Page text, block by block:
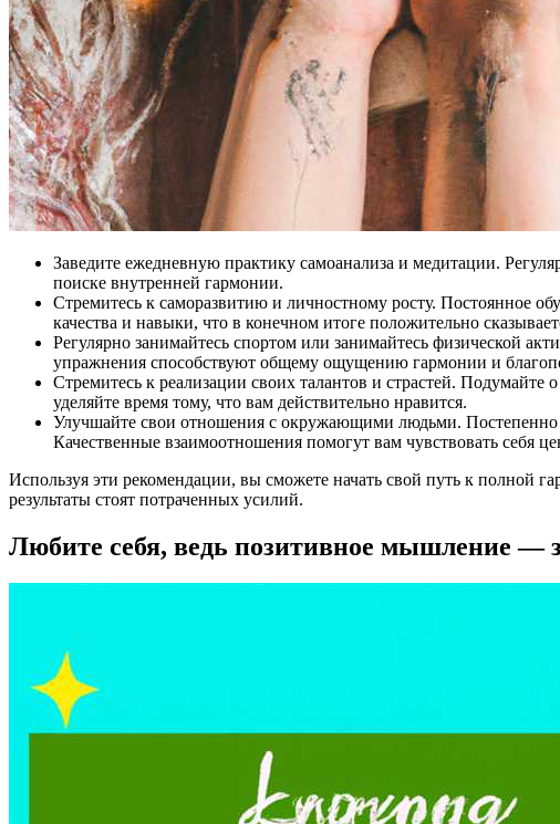
Заведите ежедневную практику самоанализа и медитации.
поиске внутренней гармонии.
Стремитесь к саморазвитию и личностному росту. Постоянное
качества и навыки, что в конечном итоге положительно
Регулярно занимайтесь спортом или занимайтесь физической
упражнения способствуют общему ощущению гармонии и
Стремитесь к реализации своих талантов и страстей.
уделяйте время тому, что вам действительно нравится.
Улучшайте свои отношения с окружающими людьми. Постепенно
Качественные взаимоотношения помогут вам чувствовать себя
Используя эти рекомендации, вы сможете начать свой путь к полной
результаты стоят потраченных усилий.
Любите себя, ведь позитивное мышление —